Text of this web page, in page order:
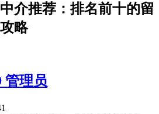
介推荐：排名前十的留
略
管理员